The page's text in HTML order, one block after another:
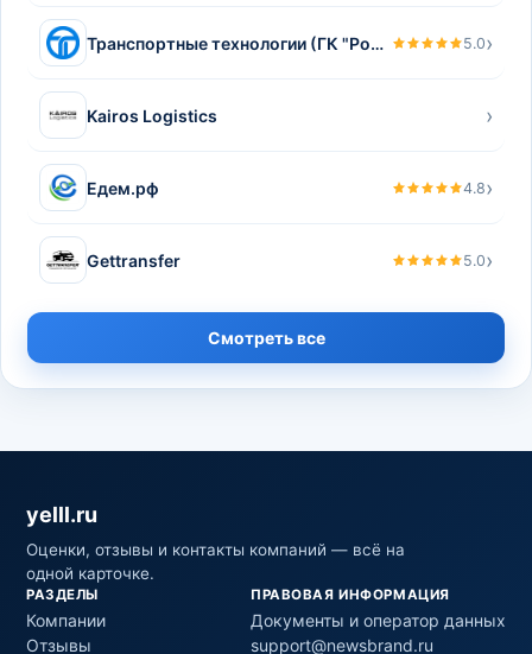
Транспортные технологии (ГК "Роспром") 5.0›
Kairos Logistics ›
Едем.рф 4.8›
Gettransfer 5.0›
Смотреть все
yelll.ru
Оценки, отзывы и контакты компаний — всё на
одной карточке.
РАЗДЕЛЫ
Компании
Отзывы
ПРАВОВАЯ ИНФОРМАЦИЯ
Документы и оператор данных
support@newsbrand.ru